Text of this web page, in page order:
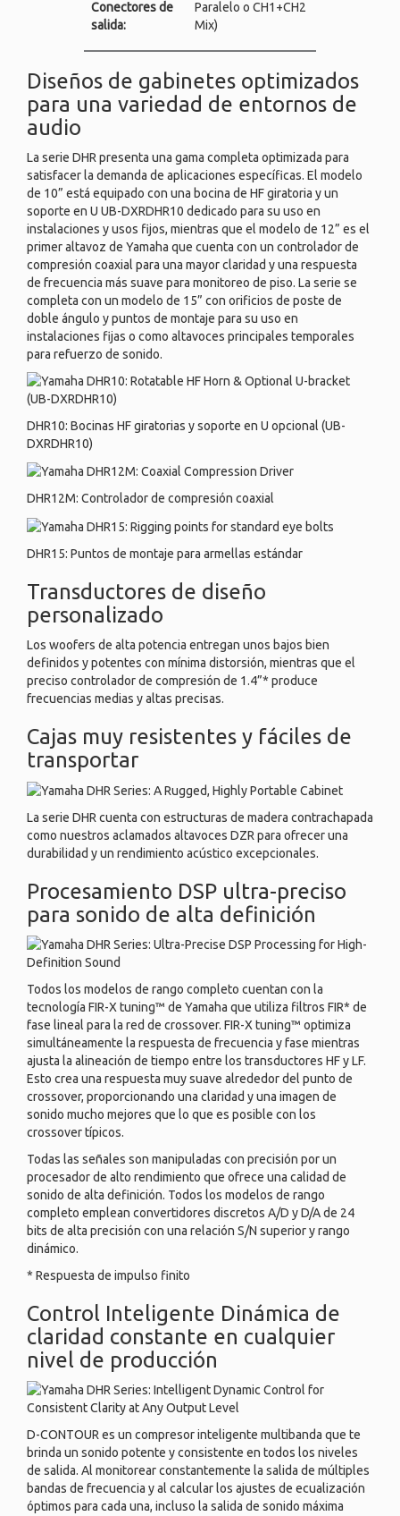
Conectores de
salida:
Paralelo o CH1+CH2
Mix)
Diseños de gabinetes optimizados
para una variedad de entornos de
audio
La serie DHR presenta una gama completa optimizada para
satisfacer la demanda de aplicaciones específicas. El modelo
de 10” está equipado con una bocina de HF giratoria y un
soporte en U UB-DXRDHR10 dedicado para su uso en
instalaciones y usos fijos, mientras que el modelo de 12” es el
primer altavoz de Yamaha que cuenta con un controlador de
compresión coaxial para una mayor claridad y una respuesta
de frecuencia más suave para monitoreo de piso. La serie se
completa con un modelo de 15” con orificios de poste de
doble ángulo y puntos de montaje para su uso en
instalaciones fijas o como altavoces principales temporales
para refuerzo de sonido.
DHR10: Bocinas HF giratorias y soporte en U opcional (UB-
DXRDHR10)
DHR12M: Controlador de compresión coaxial
DHR15: Puntos de montaje para armellas estándar
Transductores de diseño
personalizado
Los woofers de alta potencia entregan unos bajos bien
definidos y potentes con mínima distorsión, mientras que el
preciso controlador de compresión de 1.4”* produce
frecuencias medias y altas precisas.
Cajas muy resistentes y fáciles de
transportar
La serie DHR cuenta con estructuras de madera contrachapada
como nuestros aclamados altavoces DZR para ofrecer una
durabilidad y un rendimiento acústico excepcionales.
Procesamiento DSP ultra-preciso
para sonido de alta definición
Todos los modelos de rango completo cuentan con la
tecnología FIR-X tuning™ de Yamaha que utiliza filtros FIR* de
fase lineal para la red de crossover. FIR-X tuning™ optimiza
simultáneamente la respuesta de frecuencia y fase mientras
ajusta la alineación de tiempo entre los transductores HF y LF.
Esto crea una respuesta muy suave alrededor del punto de
crossover, proporcionando una claridad y una imagen de
sonido mucho mejores que lo que es posible con los
crossover típicos.
Todas las señales son manipuladas con precisión por un
procesador de alto rendimiento que ofrece una calidad de
sonido de alta definición. Todos los modelos de rango
completo emplean convertidores discretos A/D y D/A de 24
bits de alta precisión con una relación S/N superior y rango
dinámico.
* Respuesta de impulso finito
Control Inteligente Dinámica de
claridad constante en cualquier
nivel de producción
D-CONTOUR es un compresor inteligente multibanda que te
brinda un sonido potente y consistente en todos los niveles
de salida. Al monitorear constantemente la salida de múltiples
bandas de frecuencia y al calcular los ajustes de ecualización
óptimos para cada una, incluso la salida de sonido máxima